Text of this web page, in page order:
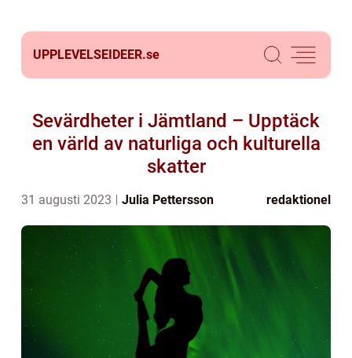
UPPLEVELSEIDEER.se
Sevärdheter i Jämtland – Upptäck
en värld av naturliga och kulturella
skatter
31 augusti 2023 Julia Pettersson redaktionel